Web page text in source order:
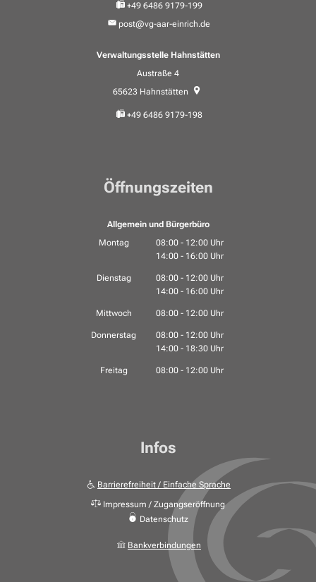
+49 6486 9179-199
post@vg-aar-einrich.de
Verwaltungsstelle Hahnstätten
Austraße 4
65623 Hahnstätten
+49 6486 9179-198
Öffnungszeiten
Allgemein und Bürgerbüro
Montag
08:00 - 12:00 Uhr
Von 08:00 bis 12:00 Uhr
14:00 - 16:00 Uhr
Dienstag
08:00 - 12:00 Uhr
Von 08:00 bis 12:00 Uhr
14:00 - 16:00 Uhr
Mittwoch
08:00 - 12:00 Uhr
Donnerstag
08:00 - 12:00 Uhr
Von 08:00 bis 12:00 Uhr
14:00 - 18:30 Uhr
Freitag
08:00 - 12:00 Uhr
Infos
Barrierefreiheit / Einfache Sprache
Impressum / Zugangseröffnung
Datenschutz
Bankverbindungen